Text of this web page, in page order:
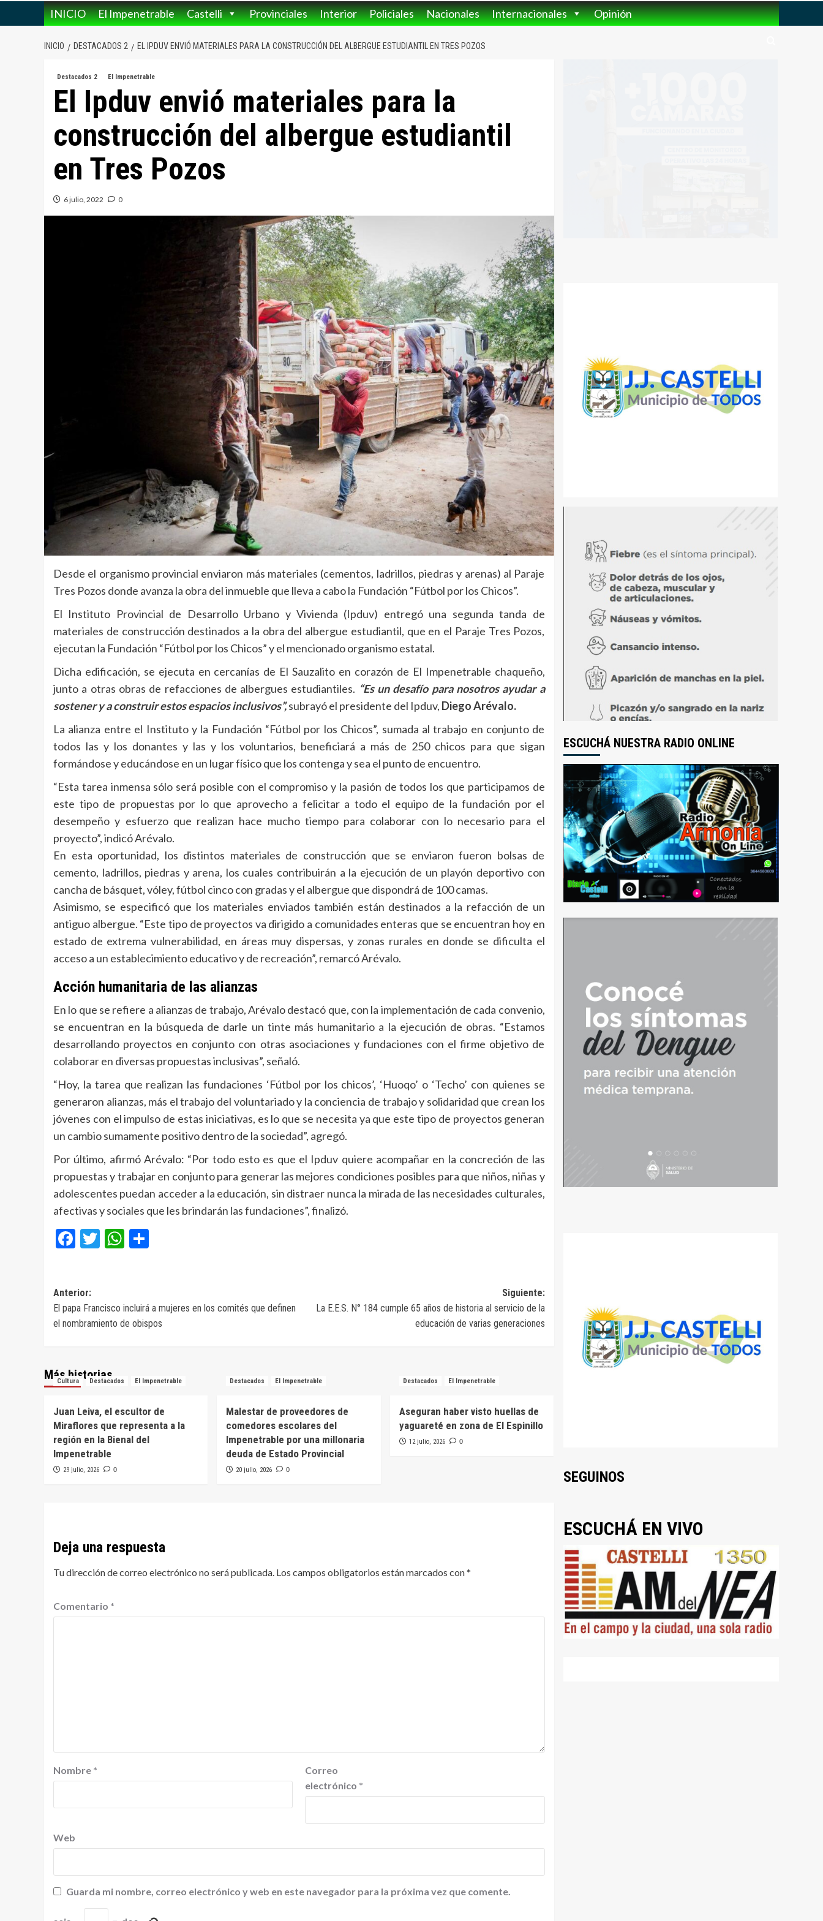
INICIO El Impenetrable Castelli Provinciales Interior Policiales Nacionales Internacionales Opinión
INICIO DESTACADOS 2 EL IPDUV ENVIÓ MATERIALES PARA LA CONSTRUCCIÓN DEL ALBERGUE ESTUDIANTIL EN TRES POZOS
Destacados 2 El Impenetrable
El Ipduv envió materiales para la
construcción del albergue estudiantil
en Tres Pozos
6 julio, 2022 0
Desde el organismo provincial enviaron más materiales (cementos, ladrillos, piedras y arenas) al Paraje
Tres Pozos donde avanza la obra del inmueble que lleva a cabo la Fundación “Fútbol por los Chicos”.
El Instituto Provincial de Desarrollo Urbano y Vivienda (Ipduv) entregó una segunda tanda de
materiales de construcción destinados a la obra del albergue estudiantil, que en el Paraje Tres Pozos,
ejecutan la Fundación “Fútbol por los Chicos” y el mencionado organismo estatal.
Dicha edificación, se ejecuta en cercanías de El Sauzalito en corazón de El Impenetrable chaqueño,
junto a otras obras de refacciones de albergues estudiantiles. “Es un desafío para nosotros ayudar a
sostener y a construir estos espacios inclusivos”,subrayó el presidente del Ipduv, Diego Arévalo.
La alianza entre el Instituto y la Fundación “Fútbol por los Chicos”, sumada al trabajo en conjunto de
todos las y los donantes y las y los voluntarios, beneficiará a más de 250 chicos para que sigan
formándose y educándose en un lugar físico que los contenga y sea el punto de encuentro.
“Esta tarea inmensa sólo será posible con el compromiso y la pasión de todos los que participamos de
este tipo de propuestas por lo que aprovecho a felicitar a todo el equipo de la fundación por el
desempeño y esfuerzo que realizan hace mucho tiempo para colaborar con lo necesario para el
proyecto”, indicó Arévalo.
En esta oportunidad, los distintos materiales de construcción que se enviaron fueron bolsas de
cemento, ladrillos, piedras y arena, los cuales contribuirán a la ejecución de un playón deportivo con
cancha de básquet, vóley, fútbol cinco con gradas y el albergue que dispondrá de 100 camas.
Asimismo, se especificó que los materiales enviados también están destinados a la refacción de un
antiguo albergue. “Este tipo de proyectos va dirigido a comunidades enteras que se encuentran hoy en
estado de extrema vulnerabilidad, en áreas muy dispersas, y zonas rurales en donde se dificulta el
acceso a un establecimiento educativo y de recreación”, remarcó Arévalo.
Acción humanitaria de las alianzas
En lo que se refiere a alianzas de trabajo, Arévalo destacó que, con la implementación de cada convenio,
se encuentran en la búsqueda de darle un tinte más humanitario a la ejecución de obras. “Estamos
desarrollando proyectos en conjunto con otras asociaciones y fundaciones con el firme objetivo de
colaborar en diversas propuestas inclusivas”, señaló.
“Hoy, la tarea que realizan las fundaciones ‘Fútbol por los chicos’, ‘Huoqo’ o ‘Techo’ con quienes se
generaron alianzas, más el trabajo del voluntariado y la conciencia de trabajo y solidaridad que crean los
jóvenes con el impulso de estas iniciativas, es lo que se necesita ya que este tipo de proyectos generan
un cambio sumamente positivo dentro de la sociedad”, agregó.
Por último, afirmó Arévalo: “Por todo esto es que el Ipduv quiere acompañar en la concreción de las
propuestas y trabajar en conjunto para generar las mejores condiciones posibles para que niños, niñas y
adolescentes puedan acceder a la educación, sin distraer nunca la mirada de las necesidades culturales,
afectivas y sociales que les brindarán las fundaciones”, finalizó.
Facebook
TwitterWhatsApp
Navegación
de
Anterior:
El papa Francisco incluirá a mujeres en los comités que definen
el nombramiento de obispos
Siguiente:
La E.E.S. N° 184 cumple 65 años de historia al servicio de la
educación de varias generaciones
Más historias
Cultura Destacados El Impenetrable
Juan Leiva, el escultor de
Miraflores que representa a la
región en la Bienal del
Impenetrable
29 julio, 2026 0
Destacados El Impenetrable
Malestar de proveedores de
comedores escolares del
Impenetrable por una millonaria
deuda de Estado Provincial
20 julio, 2026 0
Destacados El Impenetrable
Aseguran haber visto huellas de
yaguareté en zona de El Espinillo
12 julio, 2026 0
Deja una respuesta
Tu dirección de correo electrónico no será publicada. Los campos obligatorios están marcados con*
Comentario *
Nombre *
Correo
electrónico *
Web
Guarda mi nombre, correo electrónico y web en este navegador para la próxima vez que comente.
ESCUCHÁ NUESTRA RADIO ONLINE
SEGUINOS
ESCUCHÁ EN VIVO